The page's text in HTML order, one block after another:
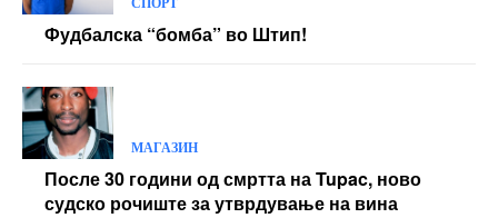
СПОРТ
Фудбалска “бомба” во Штип!
МАГАЗИН
После 30 години од смртта на Tupac, ново
судско рочиште за утврдување на вина